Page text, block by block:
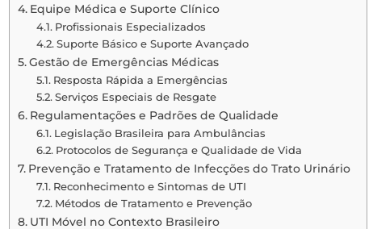
Equipe Médica e Suporte Clínico
Profissionais Especializados
Suporte Básico e Suporte Avançado
Gestão de Emergências Médicas
Resposta Rápida a Emergências
Serviços Especiais de Resgate
Regulamentações e Padrões de Qualidade
Legislação Brasileira para Ambulâncias
Protocolos de Segurança e Qualidade de Vida
Prevenção e Tratamento de Infecções do Trato Urinário
Reconhecimento e Sintomas de UTI
Métodos de Tratamento e Prevenção
UTI Móvel no Contexto Brasileiro